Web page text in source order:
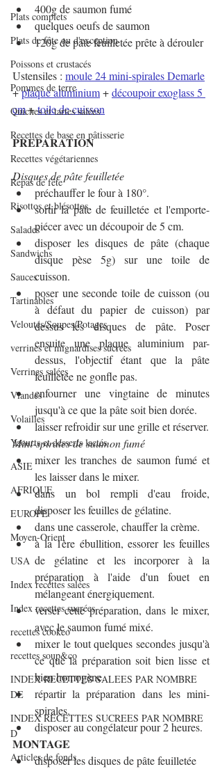
Plats complets
Plats de fête ou d'exception
Poissons et crustacés
Pommes de terre
Quiches et tartes salées
Recettes de base en pâtisserie
Recettes végétariennes
Repas de fête
Risottos et blésottos
Salades
Sandwichs
Sauces
Tartinables
Veloutés/Soupes/Potages
verrines et mignardises sucrées
Verrines salées
Viandes
Volailles
Yaourts et desserts lactés
ASIE
AFRIQUE
EUROPE
Moyen-Orient
USA
Index recettes salées
Index recettes sucrées
recettes cookeo
recettes soup&co
INDEX RECETTES SALEES PAR NOMBRE
DE
INDEX RECETTES SUCREES PAR NOMBRE
D
Articles de fonds
400g de saumon fumé
quelques oeufs de saumon
120g de pâte feuilletée prête à dérouler
Ustensiles : moule 24 mini-spirales Demarle
+ plaque aluminium + découpoir exoglass 5
cm + toile de cuisson
PREPARATION
Disques de pâte feuilletée
préchauffer le four à 180°.
sortir la pâte de feuilletée et l'emporte-
piécer avec un découpoir de 5 cm.
disposer les disques de pâte (chaque
disque pèse 5g) sur une toile de
cuisson.
poser une seconde toile de cuisson (ou
à défaut du papier de cuisson) par
dessus les disques de pâte. Poser
ensuite une plaque aluminium par-
dessus, l'objectif étant que la pâte
feuilletée ne gonfle pas.
enfourner une vingtaine de minutes
jusqu'à ce que la pâte soit bien dorée.
laisser refroidir sur une grille et réserver.
Mini-spirales de saumon fumé
mixer les tranches de saumon fumé et
les laisser dans le mixer.
dans un bol rempli d'eau froide,
disposer les feuilles de gélatine.
dans une casserole, chauffer la crème.
à la 1ère ébullition, essorer les feuilles
de gélatine et les incorporer à la
préparation à l'aide d'un fouet en
mélangeant énergiquement.
verser cette préparation, dans le mixer,
avec le saumon fumé mixé.
mixer le tout quelques secondes jusqu'à
ce que la préparation soit bien lisse et
bien homogène.
répartir la préparation dans les mini-
spirales.
disposer au congélateur pour 2 heures.
MONTAGE
disposer les disques de pâte feuilletée